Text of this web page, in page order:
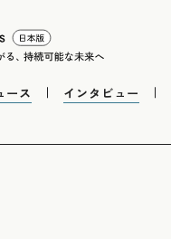
ース インタビュー